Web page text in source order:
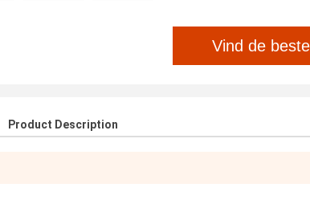
Vind de
Product Description